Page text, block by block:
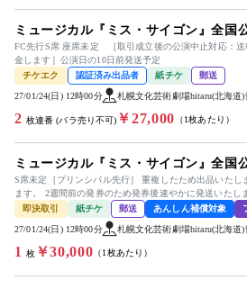
ミュージカル『ミス・サイゴン』全国
FC先行S席 座席未定 ［取引成立後の公演中止対応：送
金します］公演日の10日前発送予定
チケエク
認証済み出品者 紙チケ 郵送
27/01/24(日) 12時00分 札幌文化芸術劇場hitaru(北海道)
2 枚連番 (バラ売り不可) ￥27,000 （1枚あたり）
ミュージカル『ミス・サイゴン』全国
S席未定［プリンシパル先行］ 重複したため出品いたし
ます。 2週間前の発券のため発券後速やかに発送いたし
即決取引
紙チケ 郵送 あんしん補償対象
27/01/24(日) 12時00分 札幌文化芸術劇場hitaru(北海道)
1 枚￥30,000 （1枚あたり）